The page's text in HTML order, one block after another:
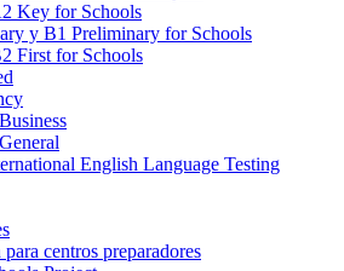
Key for Schools
y B1 Preliminary for Schools
First for Schools
English Language Testing
centros preparadores